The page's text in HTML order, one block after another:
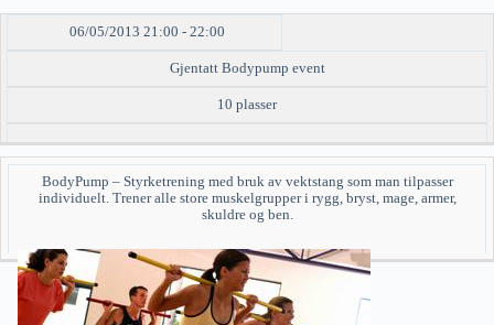
DATO/TID EVENT TILGJENGELIGHET
06/05/2013 21:00 - 22:00
Gjentatt Bodypump event
10 plasser
BodyPump – Styrketrening med bruk av vektstang som man tilpasser
individuelt. Trener alle store muskelgrupper i rygg, bryst, mage, armer,
skuldre og ben.